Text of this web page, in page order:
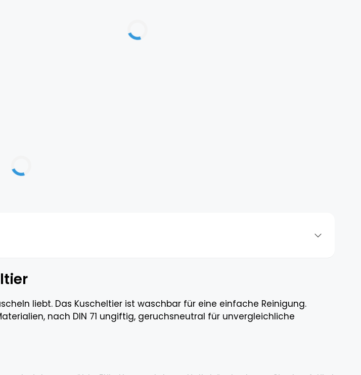
liebt. Das Kuscheltier ist waschbar für eine einfache Reinigung.
nach DIN 71 ungiftig, geruchsneutral für unvergleichliche